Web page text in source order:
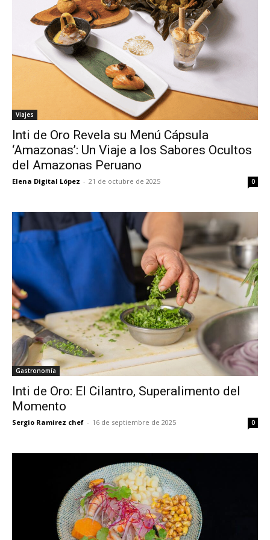
Viajes
Inti de Oro Revela su Menú Cápsula
‘Amazonas’: Un Viaje a los Sabores Ocultos
del Amazonas Peruano
Elena Digital López - 21 de octubre de 2025 0
Gastronomía
Inti de Oro: El Cilantro, Superalimento del
Momento
Sergio Ramirez chef - 16 de septiembre de 2025 0